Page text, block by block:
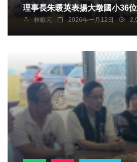
理事長朱暖英表揚大墩國小36
林獻元 2026年一月12日